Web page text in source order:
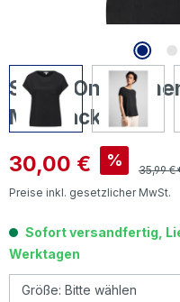
Street One
Mix black
Verkaufspreis:
30,00 € %
35,99
Preise inkl. gesetzlicher MwSt.
Sofort versandfertig,
Werktagen